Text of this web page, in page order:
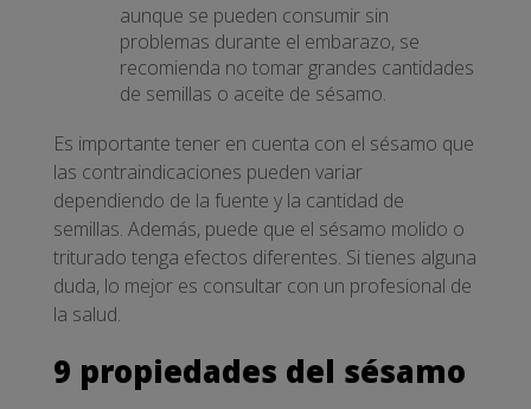
aunque se pueden consumir sin
problemas durante el embarazo, se
recomienda no tomar grandes cantidades
de semillas o aceite de sésamo.
Es importante tener en cuenta con el sésamo que
las contraindicaciones pueden variar
dependiendo de la fuente y la cantidad de
semillas. Además, puede que el sésamo molido o
triturado tenga efectos diferentes. Si tienes alguna
duda, lo mejor es consultar con un profesional de
la salud.
9 propiedades del sésamo